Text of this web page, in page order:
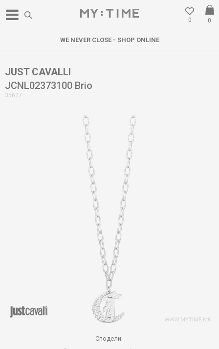
0
0
WE NEVER CLOSE - SHOP ONLINE
JUST CAVALLI
JCNL02373100 Brio
35627
Сподели